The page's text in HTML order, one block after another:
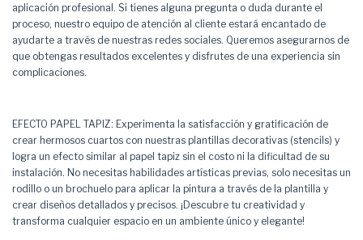
aplicación profesional. Si tienes alguna pregunta o duda durante el
proceso, nuestro equipo de atención al cliente estará encantado de
ayudarte a través de nuestras redes sociales. Queremos asegurarnos de
que obtengas resultados excelentes y disfrutes de una experiencia sin
complicaciones.
EFECTO PAPEL TAPIZ: Experimenta la satisfacción y gratificación de
crear hermosos cuartos con nuestras plantillas decorativas (stencils) y
logra un efecto similar al papel tapiz sin el costo ni la dificultad de su
instalación. No necesitas habilidades artísticas previas, solo necesitas un
rodillo o un brochuelo para aplicar la pintura a través de la plantilla y
crear diseños detallados y precisos. ¡Descubre tu creatividad y
transforma cualquier espacio en un ambiente único y elegante!